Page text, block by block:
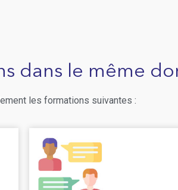
dans le même
les formations suivantes :